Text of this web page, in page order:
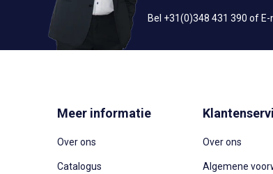
Bel +31(0)348 431 390 of
Meer informatie
Over ons
Catalogus
Over ons
Algemene